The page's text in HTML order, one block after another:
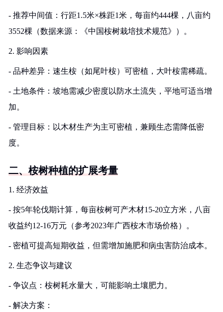
- 推荐中间值：行距1.5米×株距1米，每亩约444棵，八亩约
3552棵（数据来源：《中国桉树栽培技术规范》）。
2. 影响因素
- 品种差异：速生桉（如尾叶桉）可密植，大叶桉需稀疏。
- 土地条件：坡地需减少密度以防水土流失，平地可适当增
加。
- 管理目标：以木材生产为主可密植，兼顾生态需降低密
度。
二、桉树种植的扩展考量
1. 经济效益
- 按5年轮伐期计算，每亩桉树可产木材15-20立方米，八亩
收益约12-16万元（参考2023年广西桉木市场价格）。
- 密植可提高短期收益，但需增加施肥和病虫害防治成本。
2. 生态争议与建议
- 争议点：桉树耗水量大，可能影响土壤肥力。
- 解决方案：